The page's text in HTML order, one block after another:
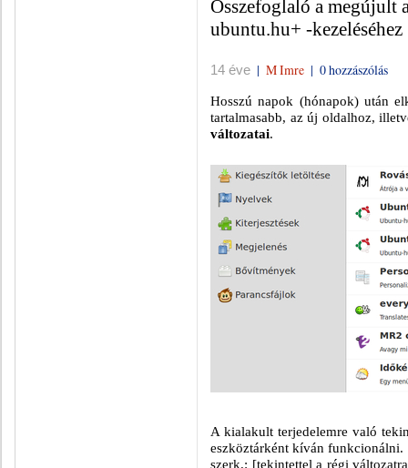
Összefoglaló a megújult
ubuntu.hu+ -kezeléséhez
14 éve | M Imre | 0 hozzászólás
Hosszú napok (hónapok) után
tartalmasabb, az új oldalhoz,
változatai.
A kialakult terjedelemre való
eszköztárként kíván funkcionálni.
szerk.: [tekintettel a régi